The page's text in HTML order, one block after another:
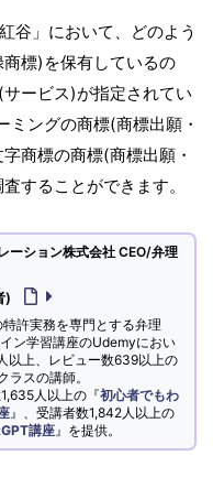
谷」において、どのよう
標)を保有しているの
ービス)が指定されてい
ミングの商標(商標出願・
商標の商標(商標出願・
することができます。
ーション株式会社 CEO/弁理
)
許実務を専門とする弁理
ン学習講座のUdemyにおい
以上、レビュー数639以上の
ラスの講師。
人以上の『初心者でもわ
』、受講者数1,842人以上の
講座 』を提供。